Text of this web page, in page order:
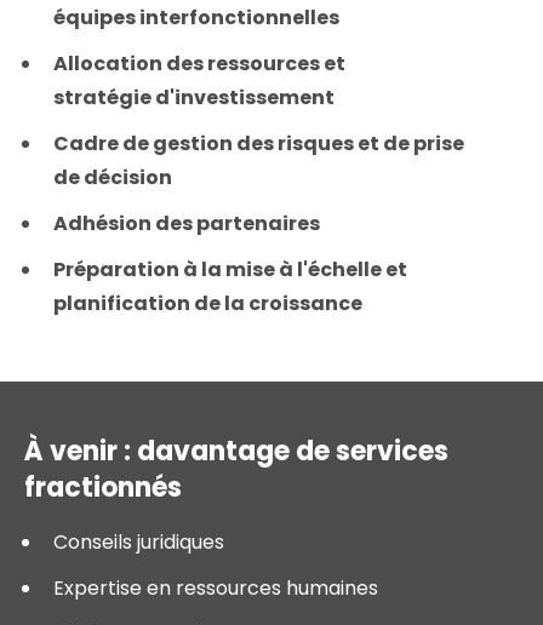
équipes interfonctionnelles
Allocation des ressources et
stratégie d'investissement
Cadre de gestion des risques et de prise
de décision
Adhésion des partenaires
Préparation à la mise à l'échelle et
planification de la croissance
À venir : davantage de services
fractionnés
Conseils juridiques
Expertise en ressources humaines